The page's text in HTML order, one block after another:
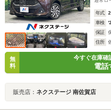
年式
車検
保証
住所
無
料
今すぐ在庫確
電話
販売店： ネクステージ 南佐賀店